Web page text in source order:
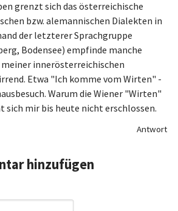
grenzt sich das österreichische
bzw. alemannischen Dialekten in
der letzterer Sprachgruppe
Bodensee) empfinde manche
innerösterreichischen
Etwa "Ich komme vom Wirten" -
Warum die Wiener "Wirten"
mir bis heute nicht erschlossen.
Antwort
hinzufügen